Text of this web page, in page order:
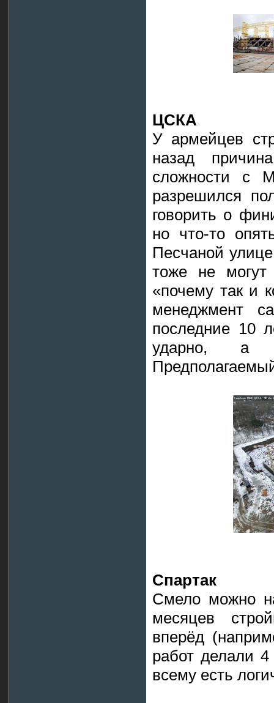
ЦСКА
У армейцев
назад
сложности с
разрешился
говорить о
но что-то
Песчаной
тоже не могут
«почему так и
менеджмент
последние 10
ударно, а
Спартак
Смело можно
месяцев
вперёд
работ делали
всему есть